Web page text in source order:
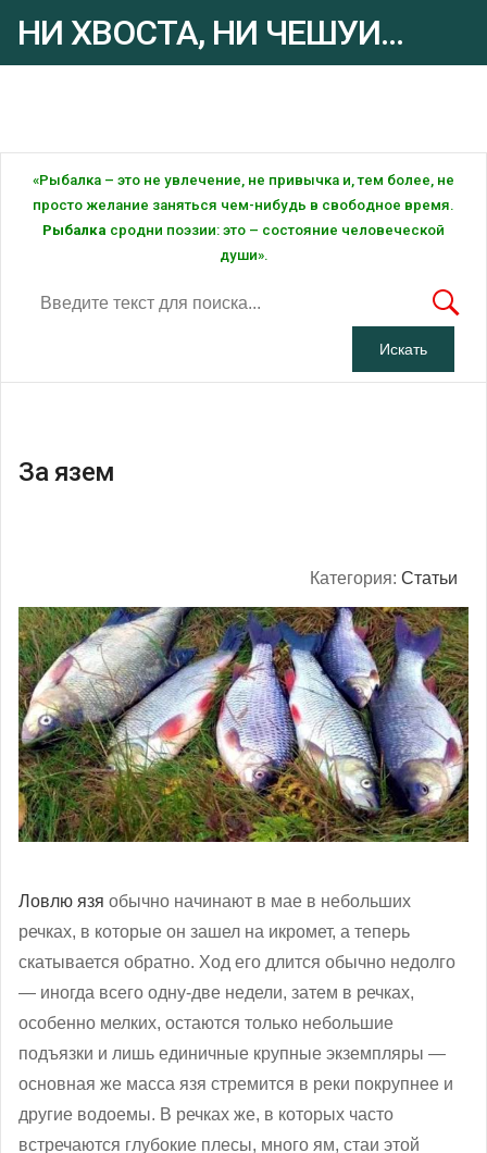
НИ ХВОСТА, НИ ЧЕШУИ...
«Рыбалка – это не увлечение, не привычка и, тем более, не
просто желание заняться чем-нибудь в свободное время.
Рыбалка сродни поэзии: это – состояние человеческой
души».
За язем
Категория: Статьи
Ловлю язя обычно начинают в мае в небольших
речках, в которые он зашел на икромет, а теперь
скатывается обратно. Ход его длится обычно недолго
— иногда всего одну-две недели, затем в речках,
особенно мелких, остаются только небольшие
подъязки и лишь единичные крупные экземпляры —
основная же масса язя стремится в реки покрупнее и
другие водоемы. В речках же, в которых часто
встречаются глубокие плесы, много ям, стаи этой